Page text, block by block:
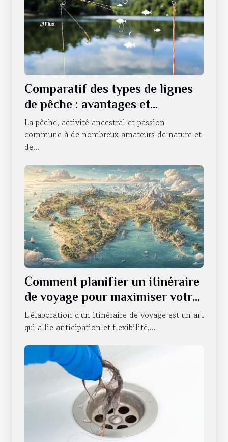
Comparatif des types de lignes
de pêche : avantages et
utilisations
La pêche, activité ancestral et passion
commune à de nombreux amateurs de nature et
de...
Comment planifier un itinéraire
de voyage pour maximiser votre
expérience
L'élaboration d'un itinéraire de voyage est un art
qui allie anticipation et flexibilité,...